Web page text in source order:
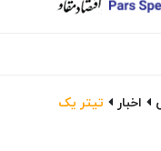
اخبار تیتر یک